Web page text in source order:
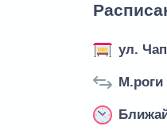
ул.
М.роги